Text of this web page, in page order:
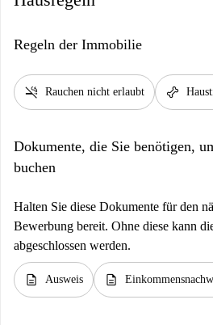
Regeln der Immobilie
smoke_free Rauchen nicht erlaubt pet_supplies
Dokumente, die Sie benötigen,
buchen
Halten Sie diese Dokumente für den
Bewerbung bereit. Ohne diese kann
abgeschlossen werden.
description Ausweis description